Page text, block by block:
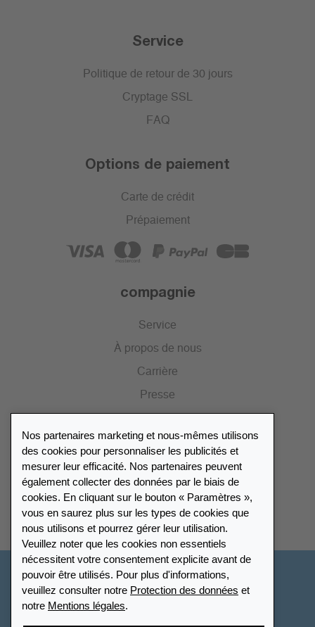
Service
Politique de retour de 30 jours
Cryptage SSL
FAQ
Options de paiement
Carte de crédit
Prépaiement
compagnie
Service
À propos de nous
Carrière
Presse
Portail des revendeurs
Répertoire des revendeurs
Trouver Leuchtturm
Nos partenaires marketing et nous-mêmes utilisons
des cookies pour personnaliser les publicités et
mesurer leur efficacité. Nos partenaires peuvent
également collecter des données par le biais de
cookies. En cliquant sur le bouton « Paramètres »,
vous en saurez plus sur les types de cookies que
nous utilisons et pourrez gérer leur utilisation.
Veuillez noter que les cookies non essentiels
nécessitent votre consentement explicite avant de
pouvoir être utilisés. Pour plus d'informations,
veuillez consulter notre Protection des données et
notre Mentions légales.
France
Paramètres des cookies